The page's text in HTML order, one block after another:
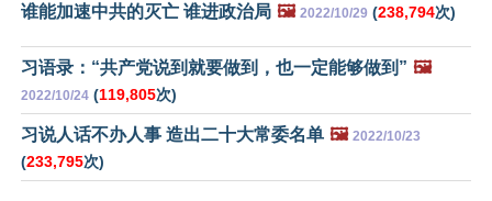
谁能加速中共的灭亡 谁进政治局 🖼️ 2022/10/29 (238,794次)
习语录：“共产党说到就要做到，也一定能够做到” 🖼️
2022/10/24 (119,805次)
习说人话不办人事 造出二十大常委名单 🖼️ 2022/10/23
(233,795次)